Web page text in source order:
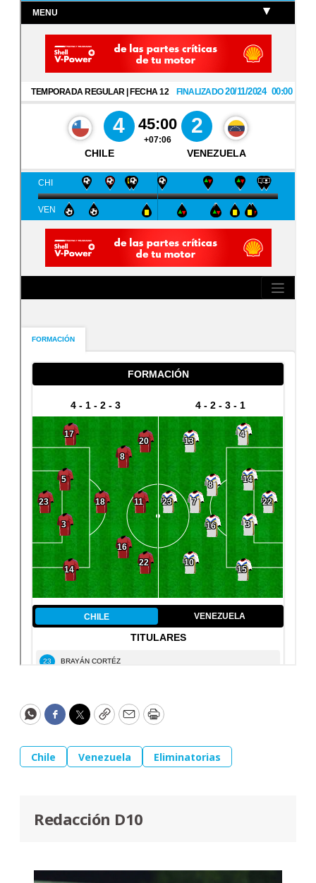
WhatsApp
Facebook
Twitter
CopyEmailPrint
Chile Venezuela Eliminatorias
Redacción D10